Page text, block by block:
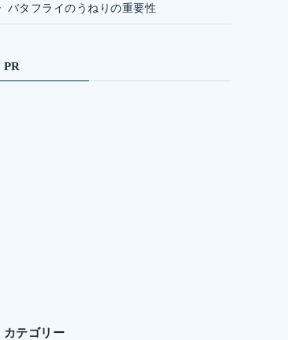
バタフライのうねりの重要性
PR
カテゴリー